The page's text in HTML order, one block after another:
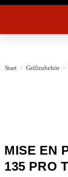
Start > Grillzubehör >
MISE EN
135 PRO